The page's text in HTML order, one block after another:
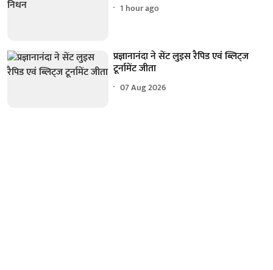
1 hour ago
प्रज्ञानानंदा ने सेंट लुइस रैपिड एवं ब्लिट्ज
टूर्नामेंट जीता
07 Aug 2026